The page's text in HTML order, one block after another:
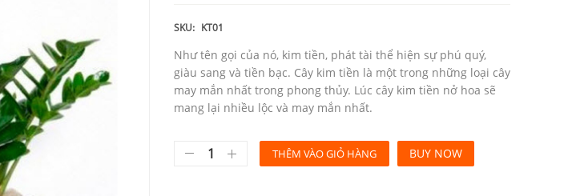
SKU: KT01
Như tên gọi của nó, kim tiền, phát tài thể hiện sự phú quý,
giàu sang và tiền bạc. Cây kim tiền là một trong những loại cây
may mắn nhất trong phong thủy. Lúc cây kim tiền nở hoa sẽ
mang lại nhiều lộc và may mắn nhất.
THÊM VÀO GIỎ HÀNG BUY NOW